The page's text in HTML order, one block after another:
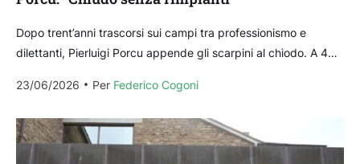
Dopo trent’anni trascorsi sui campi tra professionismo e
dilettanti, Pierluigi Porcu appende gli scarpini al chiodo. A 46
23/06/2026
Per Federico Cogoni